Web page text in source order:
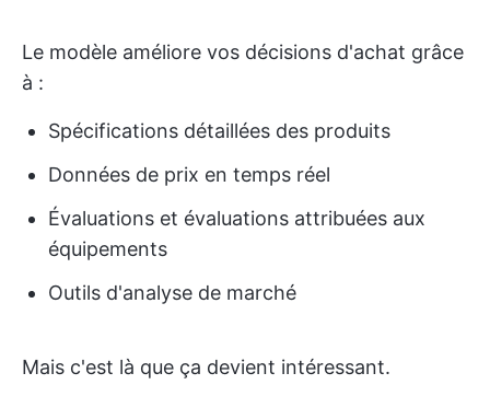
Le modèle améliore vos décisions d'achat grâce
à :
Spécifications détaillées des produits
Données de prix en temps réel
Évaluations et évaluations attribuées aux
équipements
Outils d'analyse de marché
Mais c'est là que ça devient intéressant.